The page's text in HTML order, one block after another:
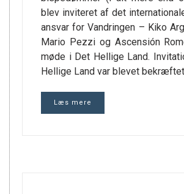
blev inviteret af det
ansvar for Vandringen – Kiko
Mario Pezzi og Ascensión
møde i Det Hellige Land.
Hellige Land var blevet
Læs mere